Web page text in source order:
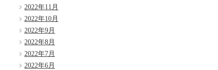
2022年11月
2022年10月
2022年9月
2022年8月
2022年7月
2022年6月